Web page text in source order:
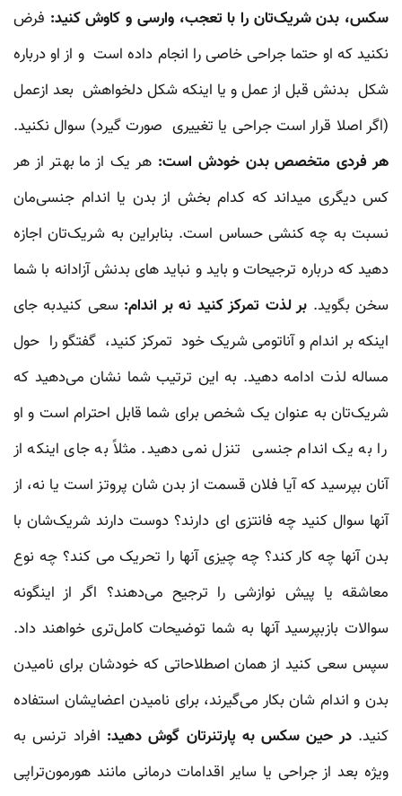
سکس، بدن شریک‌تان را با تعجب، وارسی و کاوش کنید: فرض
نکنید که او حتما جراحی خاصی را انجام داده است و از او درباره
شکل بدنش قبل از عمل و یا اینکه شکل دلخواهش بعد ازعمل
(اگر اصلا قرار است جراحی یا تغییری صورت گیرد) سوال نکنید.
هر فردی متخصص بدن خودش است‌: هر یک از ما بهتر از هر
کس دیگری میداند که کدام بخش از بدن یا اندام جنسی‌مان
نسبت به چه کنشی حساس است. بنابراین به شریک‌تان اجازه
دهید که درباره ترجیحات و باید و نباید های بدنش آزادانه با شما
سخن بگوید. بر لذت تمرکز کنید نه بر اندام: سعی کنیدبه جای
اینکه بر اندام و آناتومی شریک خود تمرکز کنید، گفتگو را حول
مساله لذت ادامه دهید. به این ترتیب شما نشان می‌دهید که
شریک‌تان به عنوان یک شخص برای شما قابل احترام است و او
را به یک اندام جنسی تنزل نمی دهید. مثلاً به جای اینکه از
آنان بپرسید که آیا فلان قسمت از بدن شان پروتز است یا نه، از
آنها سوال کنید چه فانتزی ای دارند؟ دوست دارند شریک‌شان با
بدن آنها چه کار کند؟ چه چیزی آنها را تحریک می کند؟ چه نوع
معاشقه یا پیش نوازشی را ترجیح می‌دهند؟ اگر از اینگونه
سوالات بازبپرسید آنها به شما توضیحات کامل‌تری خواهند داد.
سپس سعی کنید از همان اصطلاحاتی که خودشان برای نامیدن
بدن و اندام شان بکار می‌گیرند، برای نامیدن اعضایشان استفاده
کنید.در حین سکس به پارتنرتان گوش دهید: افراد ترنس به
ویژه بعد از جراحی یا سایر اقدامات درمانی مانند هورمون‌تراپی